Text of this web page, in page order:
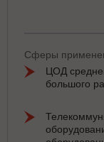
Сферы
ЦОД
большого